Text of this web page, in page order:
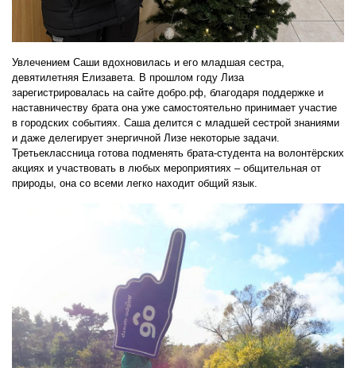
Увлечением Саши вдохновилась и его младшая сестра,
девятилетняя Елизавета. В прошлом году Лиза
зарегистрировалась на сайте добро.рф, благодаря поддержке и
наставничеству брата она уже самостоятельно принимает участие
в городских событиях. Саша делится с младшей сестрой знаниями
и даже делегирует энергичной Лизе некоторые задачи.
Третьеклассница готова подменять брата-студента на волонтёрских
акциях и участвовать в любых мероприятиях – общительная от
природы, она со всеми легко находит общий язык.